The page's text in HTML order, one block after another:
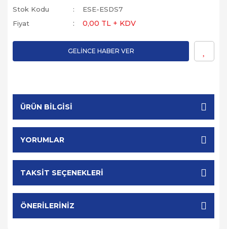
Stok Kodu
ESE-ESDS7
Fiyat
0,00 TL + KDV
GELİNCE HABER VER
ÜRÜN BILGISI
YORUMLAR
TAKSIT SEÇENEKLERI
ÖNERILERINIZ